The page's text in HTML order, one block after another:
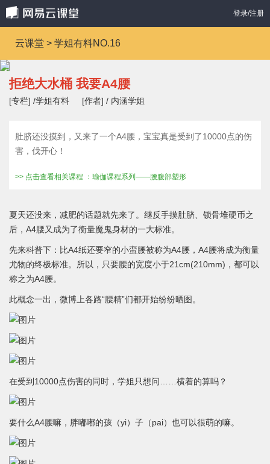
登录/注册
云课堂 > 学姐有料NO.16
拒绝大水桶 我要A4腰
[专栏] /学姐有料 [作者] / 内涵学姐
肚脐还没摸到，又来了一个A4腰，宝宝真是受到了10000点的伤
害，伐开心！
>> 点击查看相关课程 ：瑜伽课程系列——腰腹部塑形
夏天还没来，减肥的话题就先来了。继反手摸肚脐、锁骨堆硬币之
后，A4腰又成为了衡量魔鬼身材的一大标准。
先来科普下：比A4纸还要窄的小蛮腰被称为A4腰，A4腰将成为衡量
尤物的终极标准。所以，只要腰的宽度小于21cm(210mm)，都可以
称之为A4腰。
此概念一出，微博上各路“腰精”们都开始纷纷晒图。
在受到10000点伤害的同时，学姐只想问……横着的算吗？
要什么A4腰嘛，胖嘟嘟的孩（yi）子（pai）也可以很萌的嘛。